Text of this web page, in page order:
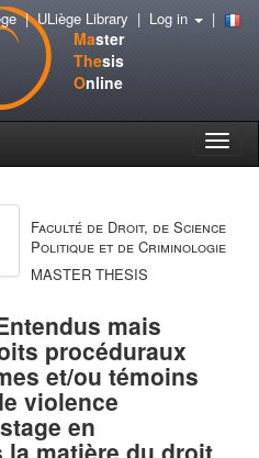
Master
Thesis
Online
Toggle
|ULiège Library | Log in |
Faculté de Droit, de Science
Politique et de Criminologie
MASTER THESIS
mais
procéduraux
et/ou témoins
violence
en
la matière du droit